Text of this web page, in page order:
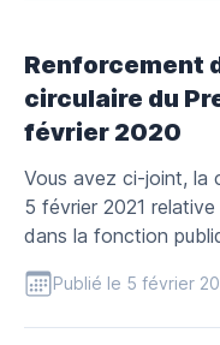
Renforcement
circulaire du
février 2020
Vous avez ci-joint, la
5 février 2021
dans la fonction
Publié le 5 février